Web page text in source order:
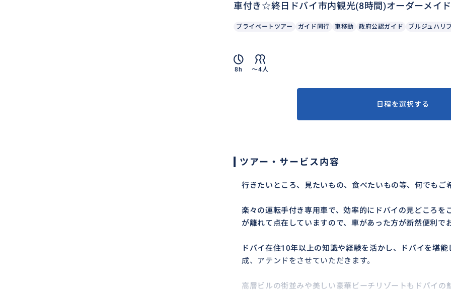
車付き☆終日ドバイ市内観光(8時間)オーダーメイ
プライベートツアー ガイド同行 車移動 政府公認ガイド ブルジュハリ
8h 〜4人
日程を選択する
ツアー・サービス内容
行きたいところ、見たいもの、食べたいもの等、何でもご
楽々の運転手付き専用車で、効率的にドバイの見どころを
が離れて点在していますので、車があった方が断然便利で
ドバイ在住10年以上の知識や経験を活かし、ドバイを堪
成、アテンドをさせていただきます。
高層ビルの街並みや美しい豪華ビーチリゾートもドバイの